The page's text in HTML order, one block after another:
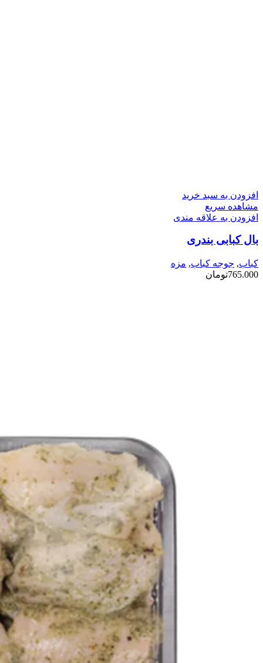
افزودن به سبد خرید
مشاهده سریع
افزودن به علاقه مندی
بال کبابی بندری
کباب, جوجه کباب, مزه
765.000تومان